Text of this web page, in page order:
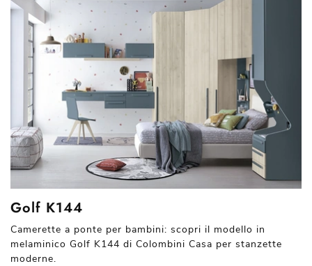
Golf K144
Camerette a ponte per bambini: scopri il modello in
melaminico Golf K144 di Colombini Casa per stanzette
moderne.